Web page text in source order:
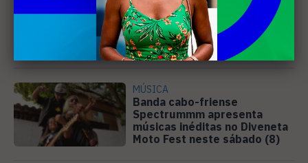
Leia Também
MÚSICA
Banda cabo-friense
Spectrummm apresenta
músicas inéditas no Diveneta
Moto Fest neste sábado (8)